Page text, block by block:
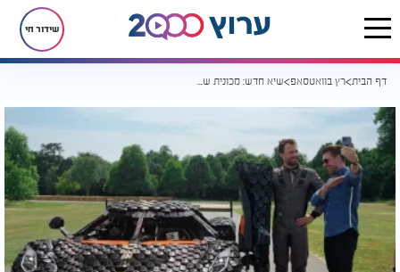
שידור חי
דף הבית רץ בוואטסאפ שיא חדש: מכונית שעשויה רק מלגו - הגיעה למהירות של 111 קמ"ש